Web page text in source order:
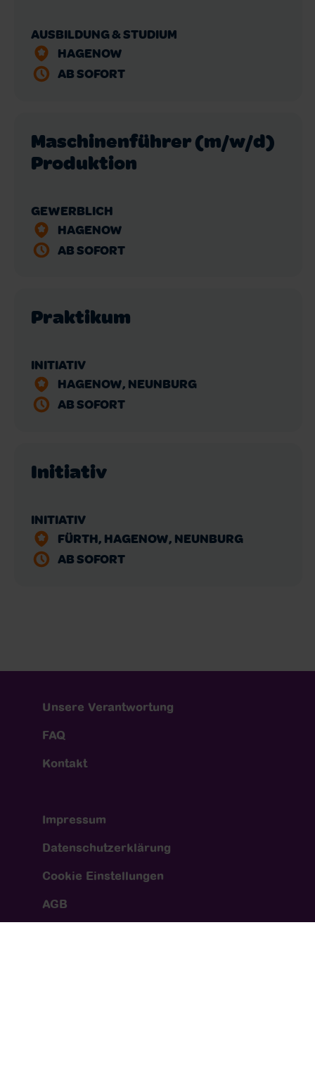
Initiativ
INITIATIV
FÜRTH, HAGENOW, NEUNBURG
AB SOFORT
Praktikum
INITIATIV
HAGENOW, NEUNBURG
AB SOFORT
Maschinenführer (m/w/d)
Produktion
GEWERBLICH
HAGENOW
AB SOFORT
AUSBILDUNG & STUDIUM
HAGENOW
AB SOFORT
Unsere Verantwortung
FAQ
Kontakt
Impressum
Datenschutzerklärung
Cookie Einstellungen
AGB